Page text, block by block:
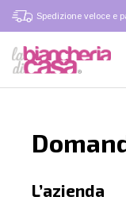
Spedizione veloce e
L’azienda